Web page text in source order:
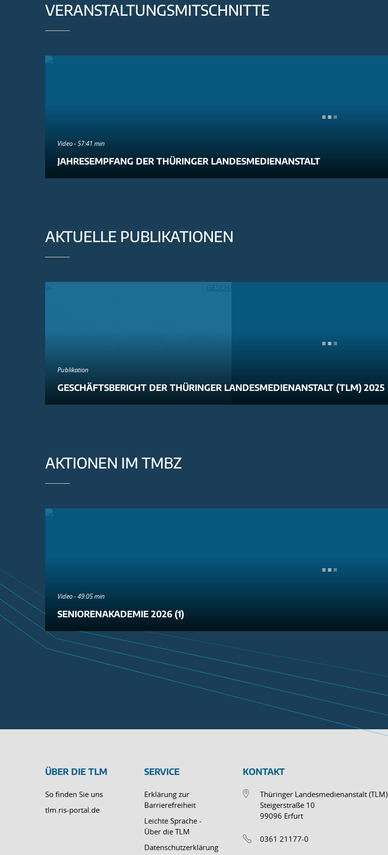
VERANSTALTUNGSMITSCHNITTE
Video - 57:41 min
JAHRESEMPFANG DER THÜRINGER LANDESMEDIENANSTALT
AKTUELLE PUBLIKATIONEN
Publikation
GESCHÄFTSBERICHT DER THÜRINGER LANDESMEDIENANSTALT (TLM) 2025
AKTIONEN IM TMBZ
Video - 49:05 min
SENIORENAKADEMIE 2026 (1)
ÜBER DIE TLM
So finden Sie uns
tlm.ris-portal.de
SERVICE
Erklärung zur
Barrierefreiheit
Leichte Sprache -
Über die TLM
Datenschutzerklärung
KONTAKT
Thüringer Landesmedienanstalt (TLM)
Steigerstraße 10
99096 Erfurt
0361 21177-0